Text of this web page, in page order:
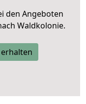
den Angeboten
Waldkolonie.